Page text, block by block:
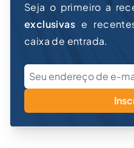
Seja o primeiro a
exclusivas e
caixa de entrada.